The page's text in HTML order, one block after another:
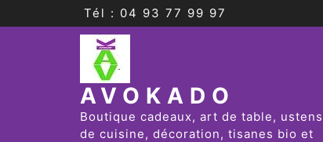
Tél : 04 93 77 99 97
AVOKADO
Boutique cadeaux, art de table,
de cuisine, décoration, tisanes bio et